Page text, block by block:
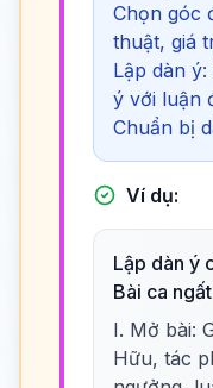
Chọn góc
thuật, giá
Lập dàn
ý với luận
Chuẩn bị
Ví dụ:
Lập dàn ý
Bài ca
I. Mở bài:
Hữu, tác